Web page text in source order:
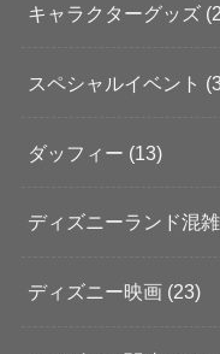
キャラクターグッズ
スペシャルイベント
ダッフィー (13)
ディズニーランド混
ディズニー映画 (23)